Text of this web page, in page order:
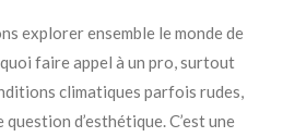
explorer ensemble le monde de
faire appel à un pro, surtout
climatiques parfois rudes,
question d’esthétique. C’est une